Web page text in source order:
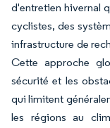
d'entretien hivernal
cyclistes, des
infrastructure de
Cette approche
sécurité et les
qui limitent
les régions au